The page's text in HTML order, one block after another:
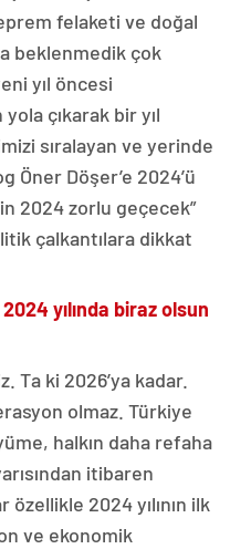
felaketi ve doğal
beklenmedik çok
yıl öncesi
çıkarak bir yıl
sıralayan ve yerinde
Öner Döşer’e 2024’ü
2024 zorlu geçecek”
çalkantılara dikkat
yılında biraz olsun
Ta ki 2026’ya kadar.
olmaz. Türkiye
halkın daha refaha
itibaren
2024 yılının ilk
ve ekonomik